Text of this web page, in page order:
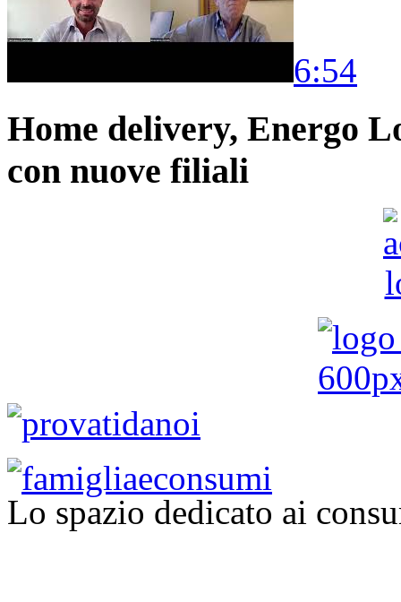
6:54
Home delivery, Energo
con nuove filiali
Lo spazio dedicato ai